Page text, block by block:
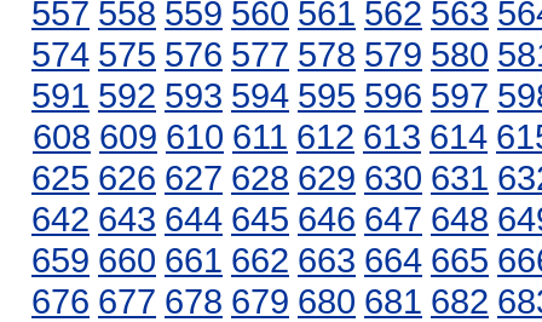
557 558 559 560 561 562 563
574 575 576 577 578 579 580
591 592 593 594 595 596 597
608 609 610 611 612 613 614
625 626 627 628 629 630 631
642 643 644 645 646 647 648
659 660 661 662 663 664 665
676 677 678 679 680 681 682